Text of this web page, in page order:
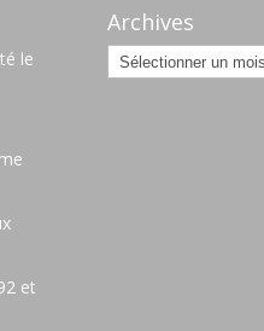
le
et
Archives
Archives